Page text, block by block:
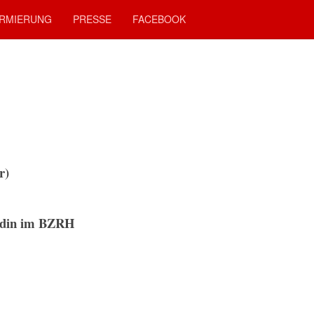
PRESSE FACEBOOK
im BZRH